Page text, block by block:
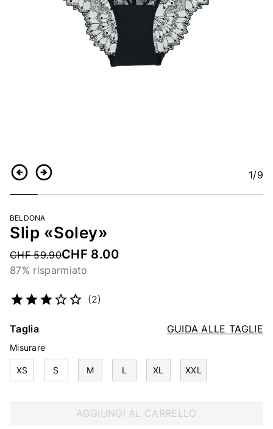
IndietroContinua 1/9
BELDONA
Slip «Soley»
Price reduced from
CHF 59.90CHF 8.00
87% risparmiato
(2)
GUIDA ALLE TAGLIE
Taglia
Misurare
XS S M L XL XXL
AGGIUNGI AL CARRELLO